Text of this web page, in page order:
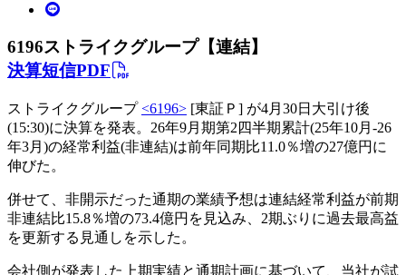
6196ストライクグループ【連結】
決算短信PDF
ストライクグループ<6196> [東証Ｐ] が4月30日大引け後
(15:30)に決算を発表。26年9月期第2四半期累計(25年10月-26
年3月)の経常利益(非連結)は前年同期比11.0％増の27億円に
伸びた。
併せて、非開示だった通期の業績予想は連結経常利益が前期
非連結比15.8％増の73.4億円を見込み、2期ぶりに過去最高益
を更新する見通しを示した。
会社側が発表した上期実績と通期計画に基づいて、当社が試